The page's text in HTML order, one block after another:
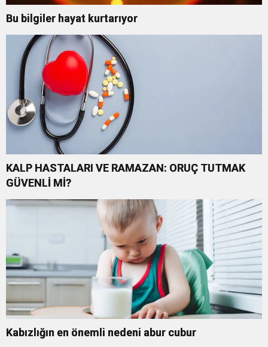
Bu bilgiler hayat kurtarıyor
KALP HASTALARI VE RAMAZAN: ORUÇ TUTMAK
GÜVENLİ Mİ?
Kabızlığın en önemli nedeni abur cubur